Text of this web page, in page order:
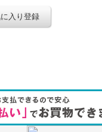
入り登録